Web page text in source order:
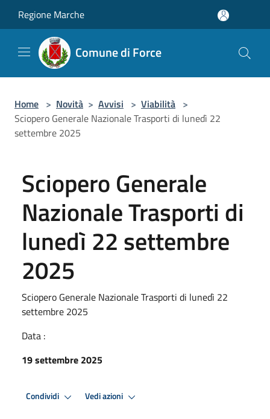
Regione Marche
Comune di Force
Home > Novità > Avvisi > Viabilità >
Sciopero Generale Nazionale Trasporti di lunedì 22
settembre 2025
Sciopero Generale
Nazionale Trasporti di
lunedì 22 settembre
2025
Sciopero Generale Nazionale Trasporti di lunedì 22
settembre 2025
Data :
19 settembre 2025
Condividi Vedi azioni